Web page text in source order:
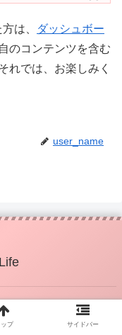
は、
ダッシュボー
のコンテンツを含む
れでは、お楽しみく
user_name
ップ サイドバー